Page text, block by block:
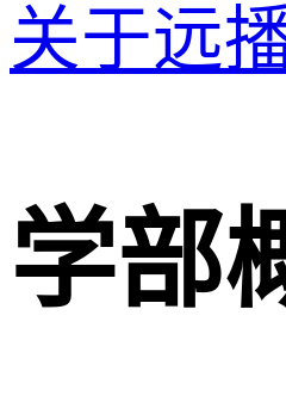
关于远
学部